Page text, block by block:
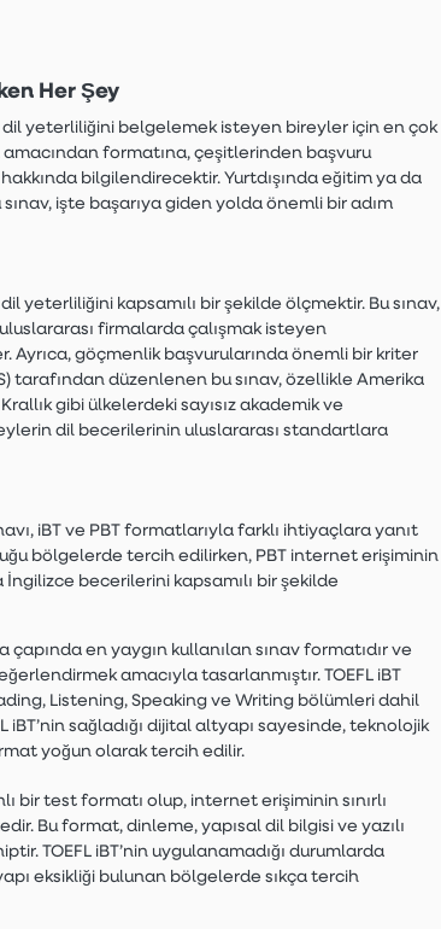
Her Şey
dil yeterliliğini belgelemek isteyen bireyler için en çok
formatına, çeşitlerinden başvuru
bilgilendirecektir. Yurtdışında eğitim ya da
işte başarıya giden yolda önemli bir adım
yeterliliğini kapsamılı bir şekilde ölçmektir. Bu sınav,
firmalarda çalışmak isteyen
göçmenlik başvurularında önemli bir kriter
tarafından düzenlenen bu sınav, özellikle Amerika
gibi ülkelerdeki sayısız akademik ve
dil becerilerinin uluslararası standartlara
iBT ve PBT formatlarıyla farklı ihtiyaçlara yanıt
bölgelerde tercih edilirken, PBT internet erişiminin
İngilizce becerilerini kapsamılı bir şekilde
en yaygın kullanılan sınav formatıdır ve
amacıyla tasarlanmıştır. TOEFL iBT
Listening, Speaking ve Writing bölümleri dahil
sağladığı dijital altyapı sayesinde, teknolojik
yoğun olarak tercih edilir.
bir test formatı olup, internet erişiminin sınırlı
Bu format, dinleme, yapısal dil bilgisi ve yazılı
TOEFL iBT’nin uygulanamadığı durumlarda
eksikliği bulunan bölgelerde sıkça tercih